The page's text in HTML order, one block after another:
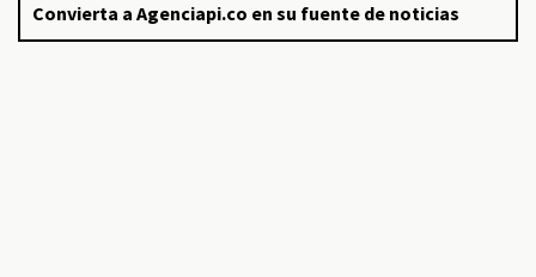
Convierta a Agenciapi.co en su fuente de noticias